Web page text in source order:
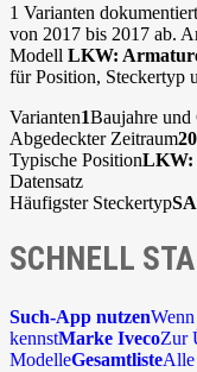
1 Varianten
von 2017 bis 2017 ab.
Modell LKW:
für Position, Steckertyp
Varianten1Baujahre und
Abgedeckter Zeitraum
Typische PositionLKW:
Datensatz
Häufigster Steckertyp
SCHNELL
Such-App nutzen
kennstMarke IvecoZur
ModelleGesamtlisteAlle